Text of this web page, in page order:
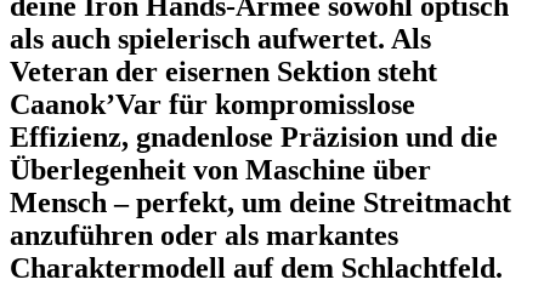
als auch spielerisch aufwertet. Als
Veteran der eisernen Sektion steht
Caanok’Var für kompromisslose
Effizienz, gnadenlose Präzision und die
Überlegenheit von Maschine über
Mensch – perfekt, um deine Streitmacht
anzuführen oder als markantes
Charaktermodell auf dem Schlachtfeld.